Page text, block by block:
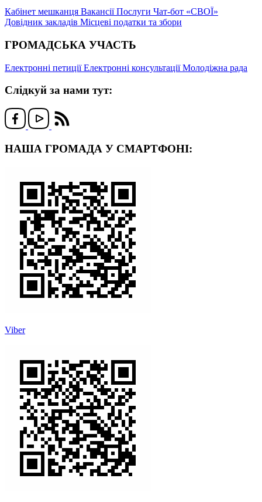
Кабінет мешканця ВакансіїПослуги Чат-бот «СВОЇ»
Довідник закладів Місцеві податки та збори
ГРОМАДСЬКА УЧАСТЬ
Електронні петиціїЕлектронні консультаціїМолодіжна рада
Слідкуй за нами тут:
НАША ГРОМАДА У СМАРТФОНІ:
Viber